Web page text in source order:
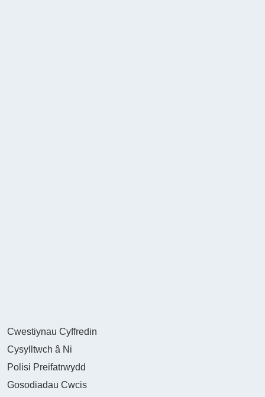
Cwestiynau Cyffredin
Cysylltwch â Ni
Polisi Preifatrwydd
Gosodiadau Cwcis